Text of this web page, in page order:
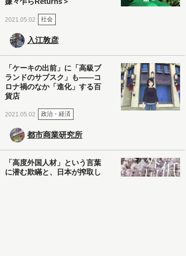
2021.05.02 社会
入江敦彦
「ケーキの出前」に「高級ブ
ランドのサブスク」も――コ
ロナ禍のなか「進化」する百
貨店
2021.05.02 政治・経済
都市商業研究所
「高度外国人材」という言葉
に潜む欺瞞と、日本が搾取し